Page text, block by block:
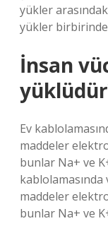
yükler
yükler
İnsan
Ev
maddeler
bunlar Na+ ve
maddeler
bunlar Na+ ve